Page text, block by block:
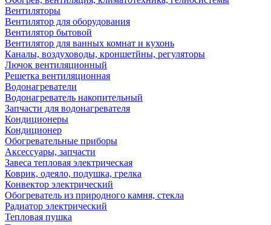
Вентиляторы
Вентилятор для оборудования
Вентилятор бытовой
Вентилятор для ванных комнат и кухонь
Каналы, воздуховоды, кроншетйны, регуляторы
Лючок вентиляционный
Решетка вентиляционная
Водонагреватели
Водонагреватель накопительный
Запчасти для водонагревателя
Кондиционеры
Кондиционер
Обогревательные приборы
Аксессуары, запчасти
Завеса тепловая электрическая
Коврик, одеяло, подушка, грелка
Конвектор электрический
Обогреватель из природного камня, стекла
Радиатор электрический
Тепловая пушка